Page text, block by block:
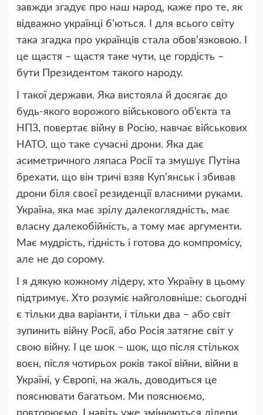
завжди згадує про наш народ, каже про те, як
відважно українці б’ються. І для всього світу
така згадка про українців стала обов’язковою. І
це щастя – щастя таке чути, це гордість –
бути Президентом такого народу.
І такої держави. Яка вистояла й досягає до
будь-якого ворожого військового об’єкта та
НПЗ, повертає війну в Росію, навчає військових
НАТО, що таке сучасні дрони. Яка дає
асиметричного ляпаса Росії та змушує Путіна
брехати, що він тричі взяв Куп’янськ і збивав
дрони біля своєї резиденції власними руками.
Україна, яка має зрілу далекоглядність, має
власну далекобійність, а тому має аргументи.
Має мудрість, гідність і готова до компромісу,
але не до сорому.
І я дякую кожному лідеру, хто Україну в цьому
підтримує. Хто розуміє найголовніше: сьогодні
є тільки два варіанти, і тільки два – або світ
зупинить війну Росії, або Росія затягне світ у
свою війну. І це шок – шок, що після стількох
воєн, після чотирьох років такої війни, війни в
Україні, у Європі, на жаль, доводиться це
пояснювати багатьом. Ми пояснюємо,